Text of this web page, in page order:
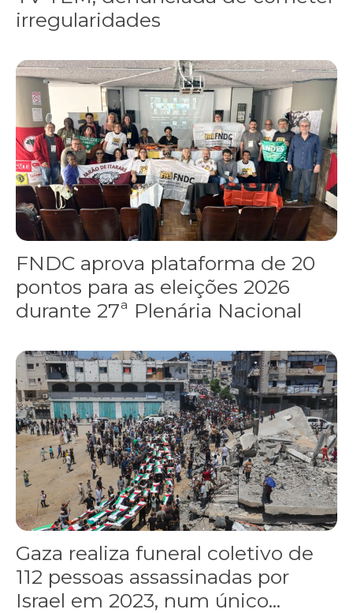
irregularidades
FNDC aprova plataforma de 20 pontos para as eleições 2026
FNDC aprova plataforma de 20
pontos para as eleições 2026
durante 27ª Plenária Nacional
Gaza realiza funeral coletivo de 112 pessoas assassinadas por
Gaza realiza funeral coletivo de
112 pessoas assassinadas por
Israel em 2023, num único...